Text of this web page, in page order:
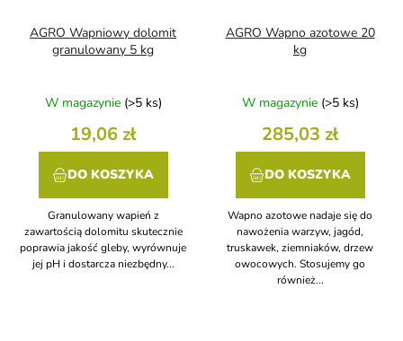
AGRO Wapniowy dolomit
granulowany 5 kg
W magazynie (>5 ks)
19,06 zł
DO KOSZYKA
Granulowany wapień z
zawartością dolomitu skutecznie
poprawia jakość gleby, wyrównuje
jej pH i dostarcza niezbędny...
AGRO Wapno azotowe 20
kg
W magazynie (>5 ks)
285,03 zł
DO KOSZYKA
Wapno azotowe nadaje się do
nawożenia warzyw, jagód,
truskawek, ziemniaków, drzew
owocowych. Stosujemy go
również...